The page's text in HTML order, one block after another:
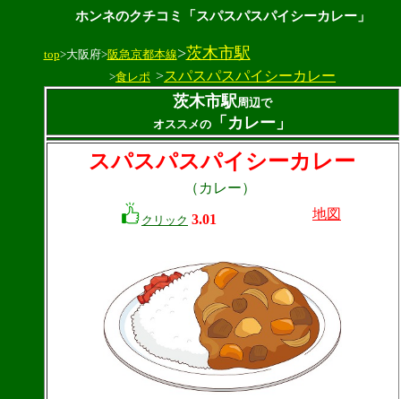
ホンネのクチコミ「スパスパスパイシーカレー」
top>大阪府>阪急京都本線>茨木市駅
>食レポ >スパスパスパイシーカレー
茨木市駅周辺で
オススメの
「カレー」
スパスパスパイシーカレー
（カレー）
クリック 3.01 地図